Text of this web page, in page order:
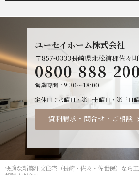
ユーセイホーム株式会社
〒857-0333長崎県北松浦郡佐々
0800-888-
営業時間
9:30～18:00
定休日
水曜日・第一土曜日・第三日
資料請求・問合せ・ご相談
快適な新築注文住宅（長崎・佐々・佐世保）なら